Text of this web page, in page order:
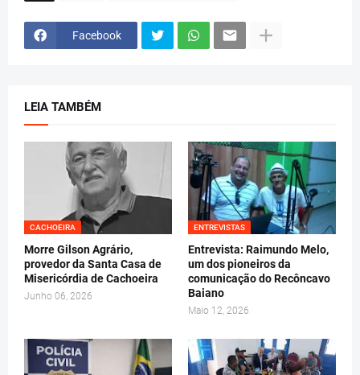
Facebook
LEIA TAMBÉM
CACHOEIRA
Morre Gilson Agrário,
provedor da Santa Casa de
Misericórdia de Cachoeira
Junho 06, 2026
ENTREVISTAS
Entrevista: Raimundo Melo,
um dos pioneiros da
comunicação do Recôncavo
Baiano
Maio 12, 2026